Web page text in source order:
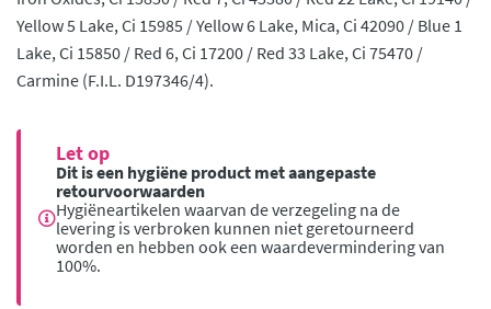
Yellow 5 Lake, Ci 15985 / Yellow 6 Lake, Mica, Ci 42090 / Blue 1
Lake, Ci 15850 / Red 6, Ci 17200 / Red 33 Lake, Ci 75470 /
Carmine (F.I.L. D197346/4).
Let op
Dit is een hygiëne product met aangepaste
retourvoorwaarden
Hygiëneartikelen waarvan de verzegeling na de
levering is verbroken kunnen niet geretourneerd
worden en hebben ook een waardevermindering van
100%.